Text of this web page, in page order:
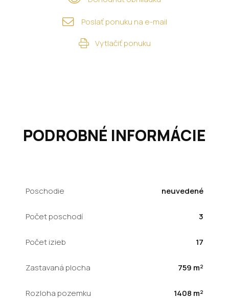
Poslať ponuku na e-mail
Vytlačiť ponuku
PODROBNÉ INFORMÁCIE
Poschodie neuvedené
Počet poschodí 3
Počet izieb 17
Zastavaná plocha 759 m²
Rozloha pozemku 1408 m²